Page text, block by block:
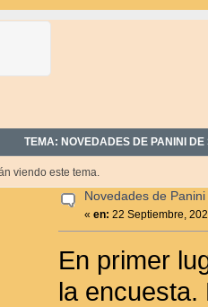
TEMA: NOVEDADES DE PANINI
viendo este tema.
Novedades de
«en: 22 Septiembre,
En primer
la encuesta.